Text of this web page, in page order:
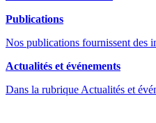
Publications
Nos publications fournissent des
Actualités et événements
Dans la rubrique Actualités et